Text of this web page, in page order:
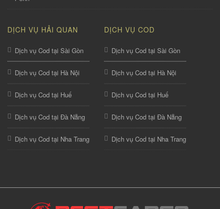
DỊCH VỤ HẢI QUAN
Dịch vụ Cod tại Sài Gòn
Dịch vụ Cod tại Hà Nội
Dịch vụ Cod tại Huế
Dịch vụ Cod tại Đà Nẵng
Dịch vụ Cod tại Nha Trang
DỊCH VỤ COD
Dịch vụ Cod tại Sài Gòn
Dịch vụ Cod tại Hà Nội
Dịch vụ Cod tại Huế
Dịch vụ Cod tại Đà Nẵng
Dịch vụ Cod tại Nha Trang